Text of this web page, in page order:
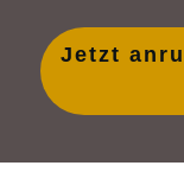
Jetzt